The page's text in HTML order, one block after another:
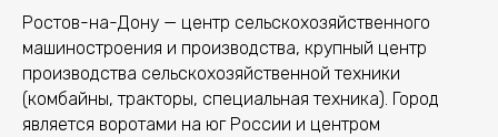
Ростов-на-Дону — центр сельскохозяйственного
машиностроения и производства, крупный центр
производства сельскохозяйственной техники
(комбайны, тракторы, специальная техника). Город
является воротами на юг России и центром